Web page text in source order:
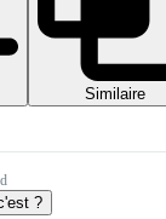
Similaire
?